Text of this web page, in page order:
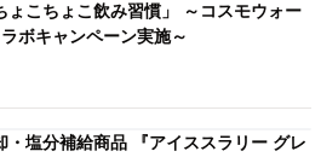
ょこちょこ飲み習慣」 ～コスモウォー
ボキャンペーン実施～
塩分補給商品 『アイススラリー グレ